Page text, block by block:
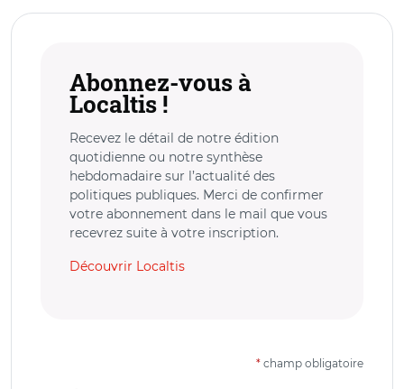
Abonnez-vous à
Localtis !
Recevez le détail de notre édition
quotidienne ou notre synthèse
hebdomadaire sur l’actualité des
politiques publiques. Merci de confirmer
votre abonnement dans le mail que vous
recevrez suite à votre inscription.
Découvrir Localtis
* champ obligatoire